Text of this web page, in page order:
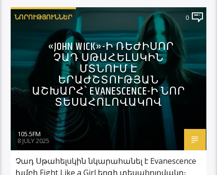
ՆՈՐՈՒԹՅՈՒՆՆԵՐ 0
«JOHN WICK»-Ի ՌԵԺԻՍՈՐ
ՉԱԴ ՍԹԱՀԵԼՍԿԻՆ
ՄՏՆՈՒՄ Է
ԵՐԱԺՇՏՈՒԹՅԱՆ
ԱՇԽԱՐՀ՝ EVANESCENCE-Ի ՆՈՐ
ՏԵՍԱՀՈԼՈՎԱԿՈՎ
105.5FM
8 JULY 2025
Չադ Սթահելսկին նկարահանել է Evanescence
խմբի Fight Like a Girl երգի տեսահոլովակը։